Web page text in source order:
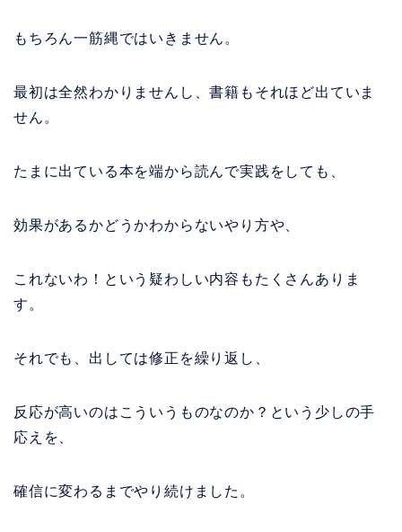
もちろん一筋縄ではいきません。
最初は全然わかりませんし、書籍もそれほど出ていま
せん。
たまに出ている本を端から読んで実践をしても、
効果があるかどうかわからないやり方や、
これないわ！という疑わしい内容もたくさんありま
す。
それでも、出しては修正を繰り返し、
反応が高いのはこういうものなのか？という少しの手
応えを、
確信に変わるまでやり続けました。